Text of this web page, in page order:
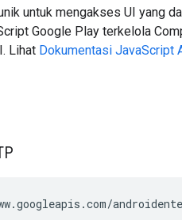
untuk mengakses UI yang
Google Play terkelola
Lihat Dokumentasi JavaScript